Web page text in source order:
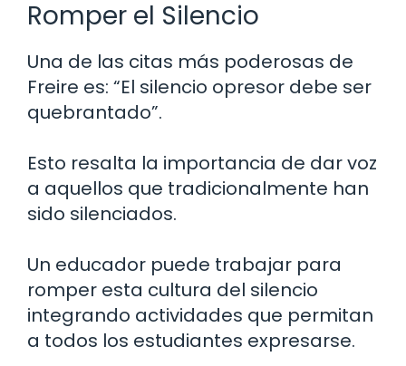
Romper el Silencio
Una de las citas más poderosas de
Freire es: “El silencio opresor debe ser
quebrantado”.
Esto resalta la importancia de dar voz
a aquellos que tradicionalmente han
sido silenciados.
Un educador puede trabajar para
romper esta cultura del silencio
integrando actividades que permitan
a todos los estudiantes expresarse.